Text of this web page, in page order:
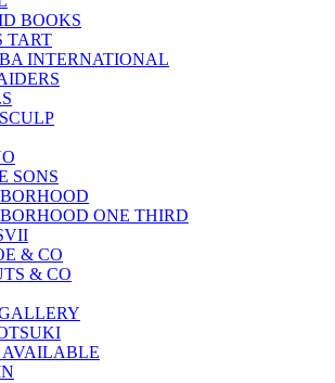
BOOKS
TART
INTERNATIONAL
SONS
ONE THIRD
& CO
& CO
AVAILABLE